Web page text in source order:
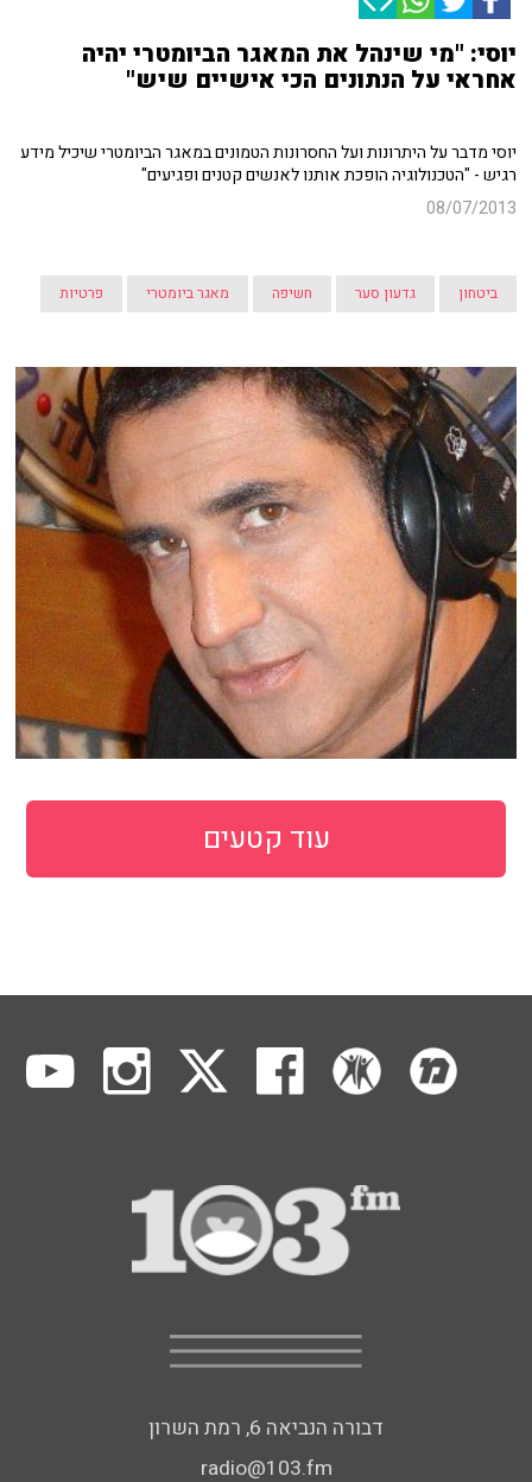
יוסי: "מי שינהל את המאגר הביומטרי יהיה
אחראי על הנתונים הכי אישיים שיש"
יוסי מדבר על היתרונות ועל החסרונות הטמונים במאגר הביומטרי שיכיל מידע
רגיש - "הטכנולוגיה הופכת אותנו לאנשים קטנים ופגיעים"
08/07/2013
ביטחון גדעון סער חשיפה מאגר ביומטרי פרטיות
עוד קטעים
דבורה הנביאה 6, רמת השרון
radio@103.fm